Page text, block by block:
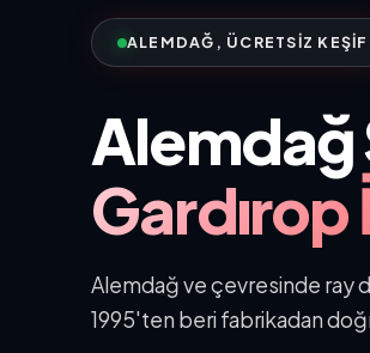
ALEMDAĞ, ÜCRETSIZ KEŞIF
Alemdağ
Gardırop
Alemdağ ve çevresinde ray
1995'ten beri fabrikadan